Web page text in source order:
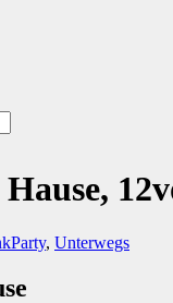
, Unterwegs